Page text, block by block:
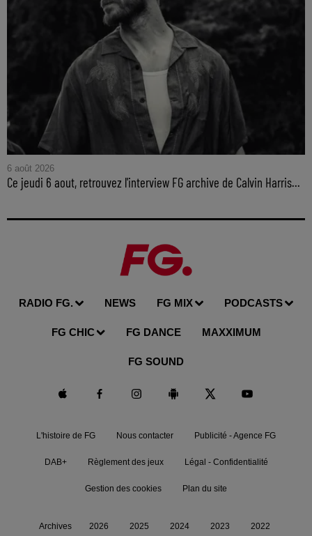
6 août 2026
Ce jeudi 6 aout, retrouvez l'interview FG archive de Calvin Harris...
RADIO FG. NEWS FG MIX PODCASTS
FG CHIC FG DANCE MAXXIMUM
FG SOUND
L'histoire de FG Nous contacter Publicité - Agence FG
DAB+ Règlement des jeux Légal - Confidentialité
Gestion des cookies Plan du site
Archives 2026 2025 2024 2023 2022